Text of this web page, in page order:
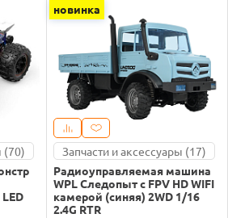
(70)
новинка
Запчасти и аксессуары (17)
Радиоуправляемая машина
WPL Следопыт с FPV HD WIFI
камерой (синяя) 2WD 1/16
2.4G RTR